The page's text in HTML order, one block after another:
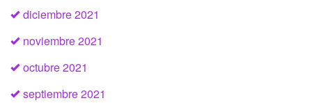
diciembre 2021
noviembre 2021
octubre 2021
septiembre 2021